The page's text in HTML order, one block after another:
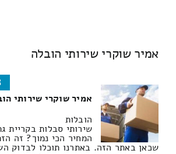
אמיר שוקרי שירותי הובלה
אמיר שוקרי שירותי
הובלות
שירותי סבלות בקריית
המחיר הכי נמוך? זה
שכאן באתר הזה. באתרנו תוכלו לבדוק